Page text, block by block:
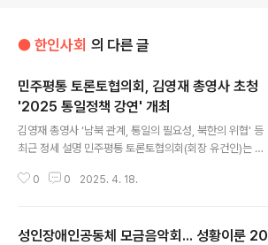
● 한인사회 의 다른 글
민주평통 토론토협의회, 김영재 총영사 초청
'2025 통일정책 강연' 개최
김영재 총영사 ‘남북 관계, 통일의 필요성, 북한의 위협' 등
최근 정세 설명 민주평통 토론토협의회(회장 유건인)는 4
정책 강연회’를 한인회관 대강당에서 개최했다. 이날 강연
g Grace & Arirang’ 등 색소폰과 피아노 앙상블 연주에
0 0 2025. 4. 18.
성인장애인공동체 모금음악회... 성황이룬 20